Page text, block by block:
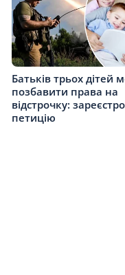
Батьків трьох дітей
позбавити права на
відстрочку:
петицію